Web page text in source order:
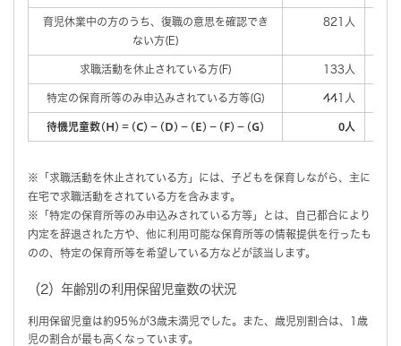
育児休業中の方のうち、復職の意思を確認でき
ない方(E)
821人
求職活動を休止されている方(F) 133人
特定の保育所等のみ申込みされている方等(G) 441人
待機児童数(H)＝(C)－(D)－(E)－(F)－(G) 0人
※「求職活動を休止されている方」には、子どもを保育しながら、主に
在宅で求職活動をされている方を含みます。
※「特定の保育所等のみ申込みされている方等」とは、自己都合により
内定を辞退された方や、他に利用可能な保育所等の情報提供を行ったも
のの、特定の保育所等を希望している方などが該当します。
（2）年齢別の利用保留児童数の状況
利用保留児童は約95％が3歳未満児でした。また、歳児別割合は、1歳
児の割合が最も高くなっています。